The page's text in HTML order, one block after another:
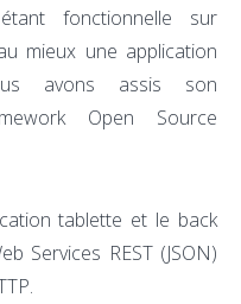
fonctionnelle sur
mieux une application
avons assis son
Open Source
tablette et le back
Services REST (JSON)